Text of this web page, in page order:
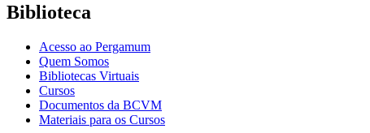
Biblioteca
Acesso ao Pergamum
Quem Somos
Bibliotecas Virtuais
Cursos
Documentos da BCVM
Materiais para os Cursos